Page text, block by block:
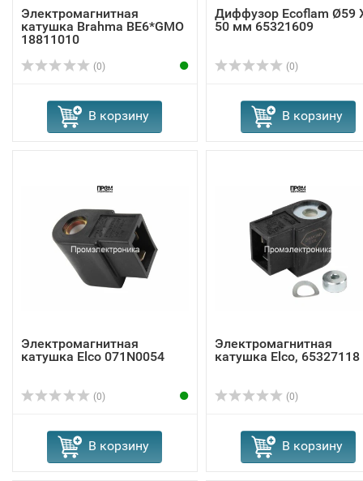
Электромагнитная
катушка Brahma BE6*GMO
18811010
(0)
В корзину
Диффузор Ecoflam Ø59
50 мм 65321609
(0)
В корзину
Электромагнитная
катушка Elco 071N0054
(0)
В корзину
Электромагнитная
катушка Elco, 65327118
(0)
В корзину